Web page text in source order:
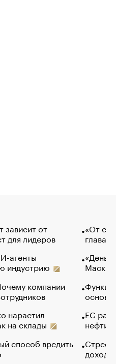
зависит от
для лидеров
агенты
индустрию
компании
нарастил
на склады
способ вредить
«От
глава
Маск в
основ
ЕС
нефти